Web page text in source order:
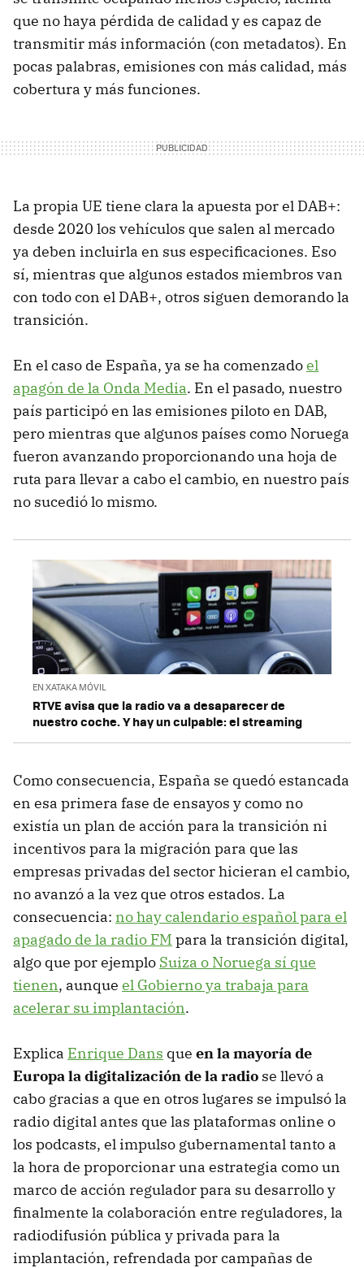
que no haya pérdida de calidad y es capaz de
transmitir más información (con metadatos). En
pocas palabras, emisiones con más calidad, más
cobertura y más funciones.
La propia UE tiene clara la apuesta por el DAB+:
desde 2020 los vehículos que salen al mercado
ya deben incluirla en sus especificaciones. Eso
sí, mientras que algunos estados miembros van
con todo con el DAB+, otros siguen demorando la
transición.
En el caso de España, ya se ha comenzadoel
apagón de la Onda Media. En el pasado, nuestro
país participó en las emisiones piloto en DAB,
pero mientras que algunos países como Noruega
fueron avanzando proporcionando una hoja de
ruta para llevar a cabo el cambio, en nuestro país
no sucedió lo mismo.
EN XATAKA MÓVIL
RTVE avisa que la radio va a desaparecer de
nuestro coche. Y hay un culpable: el streaming
Como consecuencia, España se quedó estancada
en esa primera fase de ensayos y como no
existía un plan de acción para la transición ni
incentivos para la migración para que las
empresas privadas del sector hicieran el cambio,
no avanzó a la vez que otros estados. La
consecuencia: no hay calendario español para el
apagado de la radio FM para la transición digital,
algo que por ejemplo Suiza o Noruega sí que
tienen, aunque el Gobierno ya trabaja para
acelerar su implantación.
Explica Enrique Dans que en la mayoría de
Europa la digitalización de la radio se llevó a
cabo gracias a que en otros lugares se impulsó la
radio digital antes que las plataformas online o
los podcasts, el impulso gubernamental tanto a
la hora de proporcionar una estrategia como un
marco de acción regulador para su desarrollo y
finalmente la colaboración entre reguladores, la
radiodifusión pública y privada para la
implantación, refrendada por campañas de